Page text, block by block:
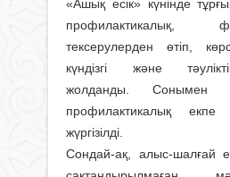
«Ашық есік» күнінде
профилактикалық,
тексерулерден өтiп,
күндiзгi және
жолданды. Сонымен
профилактикалық
жүргізілдi.
Сондай-ақ, алыс-шалғай